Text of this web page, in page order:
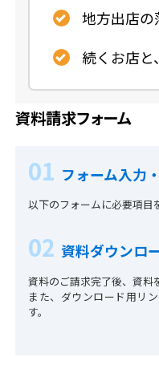
地方出店の
続くお店
資料請求フォーム
01 フォーム入力
以下のフォームに必要項目
02 資料ダウンロ
資料のご請求完了後、資料
また、ダウンロード用リ
す。